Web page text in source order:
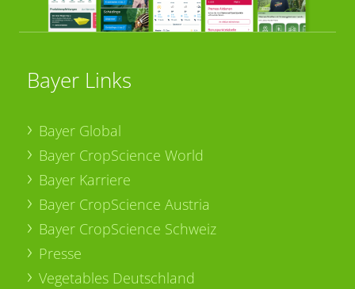
Bayer Links
Bayer Global
Bayer CropScience World
Bayer Karriere
Bayer CropScience Austria
Bayer CropScience Schweiz
Presse
Vegetables Deutschland